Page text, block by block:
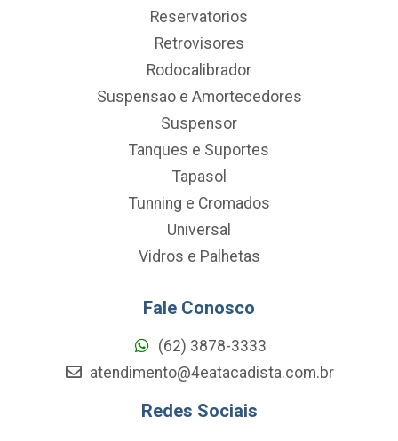
Reservatorios
Retrovisores
Rodocalibrador
Suspensao e Amortecedores
Suspensor
Tanques e Suportes
Tapasol
Tunning e Cromados
Universal
Vidros e Palhetas
Fale Conosco
(62) 3878-3333
atendimento@4eatacadista.com.br
Redes Sociais